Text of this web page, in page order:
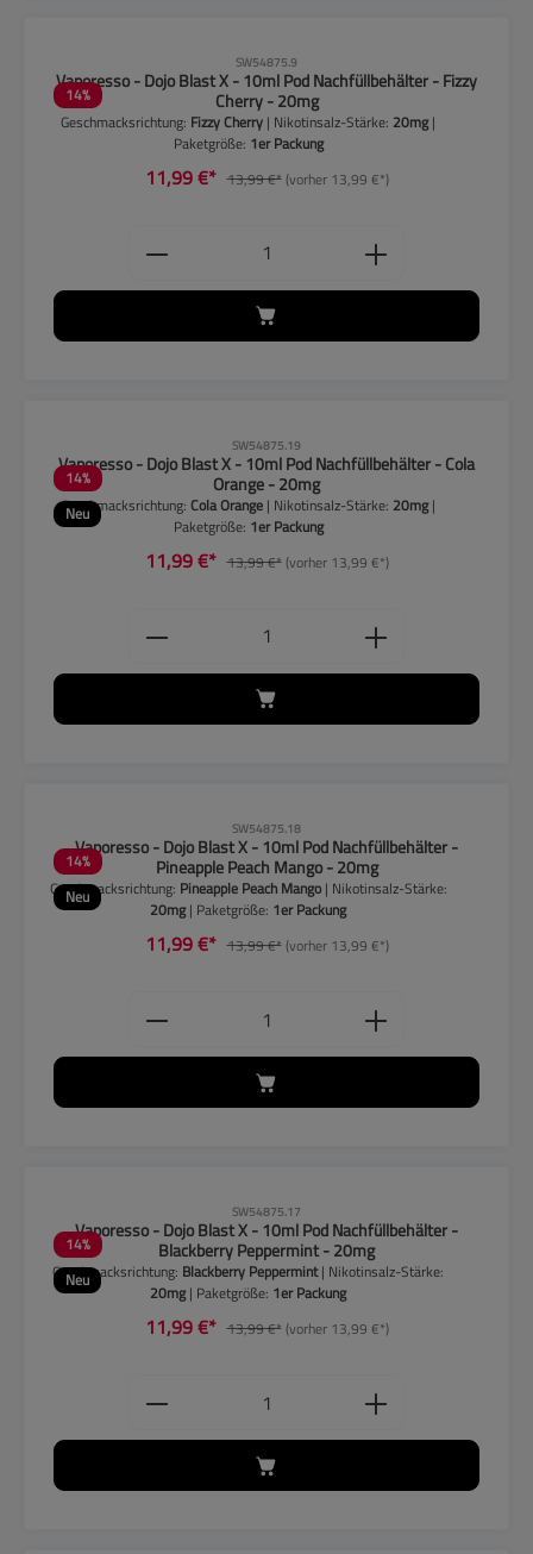
14%
SW54875.9
Vaporesso - Dojo Blast X - 10ml Pod Nachfüllbehälter - Fizzy
Cherry - 20mg
Geschmacksrichtung: Fizzy Cherry | Nikotinsalz-Stärke: 20mg|
Paketgröße: 1er Packung
11,99 €* 13,99 €*(vorher 13,99 €*)
Produkt Anzahl: Gib den
14%
Neu
SW54875.19
Vaporesso - Dojo Blast X - 10ml Pod Nachfüllbehälter - Cola
Orange - 20mg
Geschmacksrichtung:Cola Orange | Nikotinsalz-Stärke: 20mg|
Paketgröße: 1er Packung
11,99 €* 13,99 €*(vorher 13,99 €*)
Produkt Anzahl: Gib den
14%
Neu
SW54875.18
Vaporesso - Dojo Blast X - 10ml Pod Nachfüllbehälter -
Pineapple Peach Mango - 20mg
Geschmacksrichtung: Pineapple Peach Mango | Nikotinsalz-Stärke:
20mg| Paketgröße: 1er Packung
11,99 €* 13,99 €*(vorher 13,99 €*)
Produkt Anzahl: Gib den
14%
Neu
SW54875.17
Vaporesso - Dojo Blast X - 10ml Pod Nachfüllbehälter -
Blackberry Peppermint - 20mg
Geschmacksrichtung: Blackberry Peppermint| Nikotinsalz-Stärke:
20mg| Paketgröße: 1er Packung
11,99 €* 13,99 €*(vorher 13,99 €*)
Produkt Anzahl: Gib den